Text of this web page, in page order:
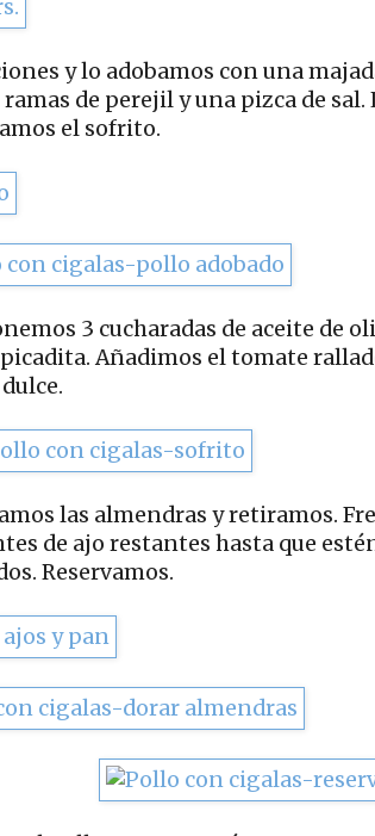
y lo adobamos con una
de perejil y una pizca de sal.
el sofrito.
3 cucharadas de aceite de
Añadimos el tomate
las almendras y retiramos.
de ajo restantes hasta que
Reservamos.